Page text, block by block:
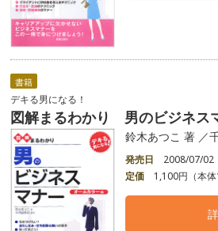
書籍
デキる男になる！
図解まるわかり 男のビジネス
鈴木あつこ 著 ／
発売日
2008/07/02
定価
1,100円（本体